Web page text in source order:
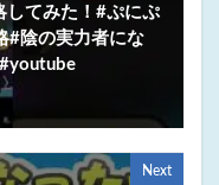
してみた！#ぷにぷ
#陰の実力者にな
Next